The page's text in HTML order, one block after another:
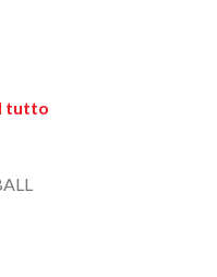
tutto